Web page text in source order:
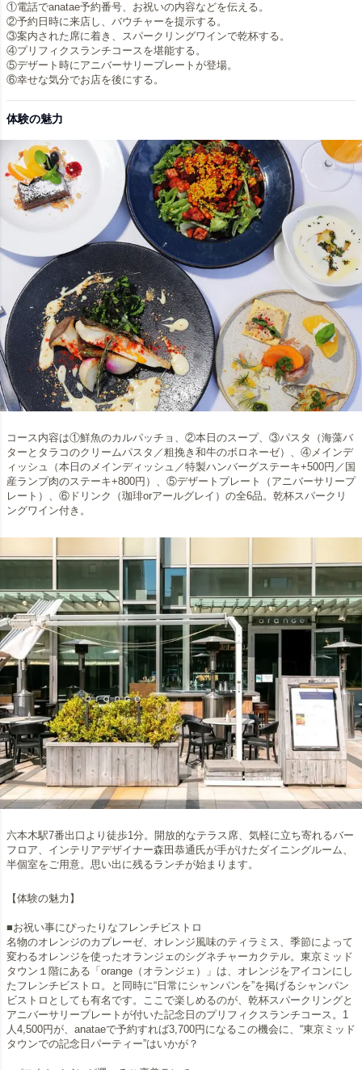
①電話でanatae予約番号、お祝いの内容などを伝える。
②予約日時に来店し、バウチャーを提示する。
③案内された席に着き、スパークリングワインで乾杯する。
④プリフィクスランチコースを堪能する。
⑤デザート時にアニバーサリープレートが登場。
体験の魅力
コース内容は①鮮魚のカルパッチョ、②本日のスープ、③パスタ（海藻バ
ターとタラコのクリームパスタ／粗挽き和牛のボロネーゼ）、④メインデ
ィッシュ（本日のメインディッシュ／特製ハンバーグステーキ+500円／国
産ランプ肉のステーキ+800円）、⑤デザートプレート（アニバーサリープ
レート）、⑥ドリンク（珈琲orアールグレイ）の全6品。乾杯スパークリ
ングワイン付き。
六本木駅7番出口より徒歩1分。開放的なテラス席、気軽に立ち寄れるバー
フロア、インテリアデザイナー森田恭通氏が手がけたダイニングルーム、
半個室をご用意。思い出に残るランチが始まります。
【体験の魅力】
■お祝い事にぴったりなフレンチビストロ
名物のオレンジのカプレーゼ、オレンジ風味のティラミス、季節によって
変わるオレンジを使ったオランジェのシグネチャーカクテル。東京ミッド
タウン１階にある「orange（オランジェ）」は、オレンジをアイコンにし
たフレンチビストロ。と同時に“日常にシャンパンを”を掲げるシャンパン
ビストロとしても有名です。ここで楽しめるのが、乾杯スパークリングと
アニバーサリープレートが付いた記念日のプリフィクスランチコース。1
人4,500円が、anataeで予約すれば3,700円になるこの機会に、“東京ミッド
タウンでの記念日パーティー”はいかが？